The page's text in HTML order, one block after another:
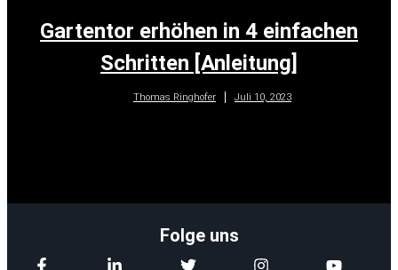
Gartentor erhöhen in 4 einfachen
Schritten [Anleitung]
Thomas Ringhofer Juli 10, 2023
Folge uns